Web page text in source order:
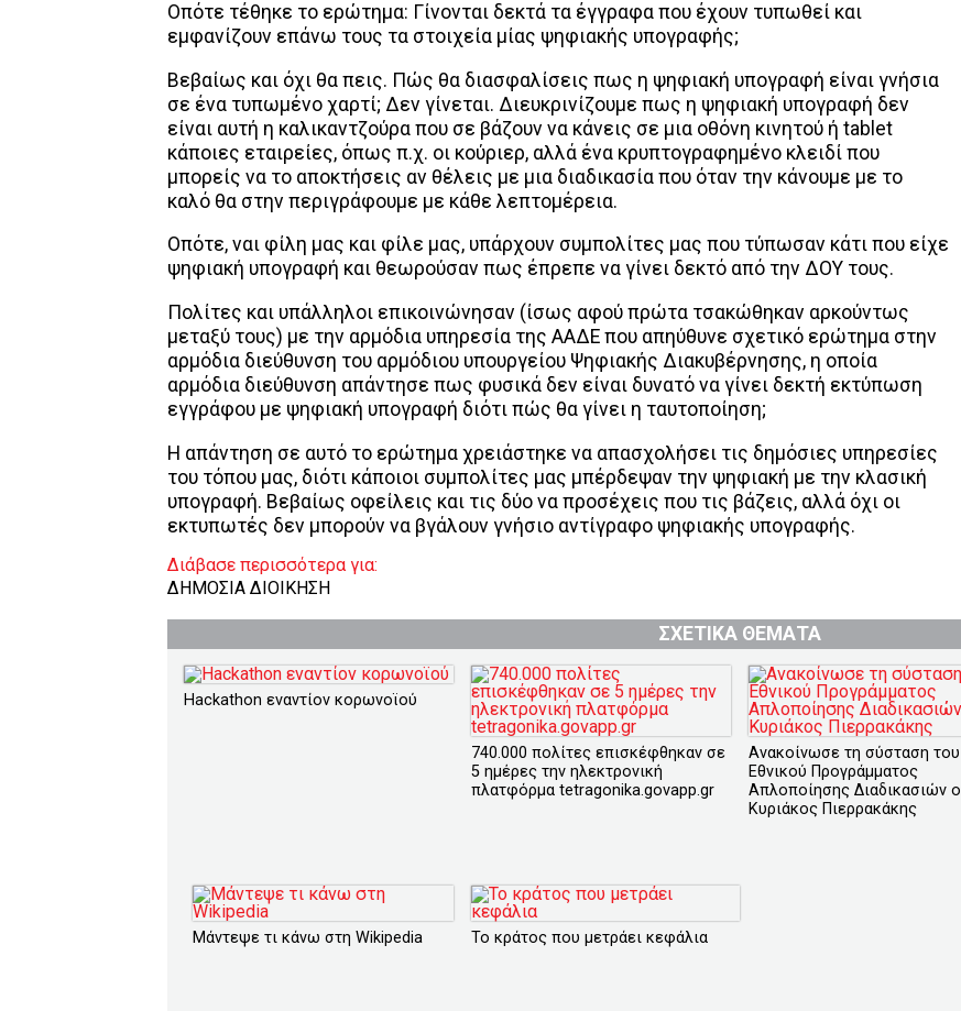
Οπότε τέθηκε το ερώτημα: Γίνονται δεκτά τα έγγραφα που έχουν τυπωθεί και
εμφανίζουν επάνω τους τα στοιχεία μίας ψηφιακής υπογραφής;
Βεβαίως και όχι θα πεις. Πώς θα διασφαλίσεις πως η ψηφιακή υπογραφή είναι γνήσια
σε ένα τυπωμένο χαρτί; Δεν γίνεται. Διευκρινίζουμε πως η ψηφιακή υπογραφή δεν
είναι αυτή η καλικαντζούρα που σε βάζουν να κάνεις σε μια οθόνη κινητού ή tablet
κάποιες εταιρείες, όπως π.χ. οι κούριερ, αλλά ένα κρυπτογραφημένο κλειδί που
μπορείς να το αποκτήσεις αν θέλεις με μια διαδικασία που όταν την κάνουμε με το
καλό θα στην περιγράφουμε με κάθε λεπτομέρεια.
Οπότε, ναι φίλη μας και φίλε μας, υπάρχουν συμπολίτες μας που τύπωσαν κάτι που είχε
ψηφιακή υπογραφή και θεωρούσαν πως έπρεπε να γίνει δεκτό από την ΔΟΥ τους.
Πολίτες και υπάλληλοι επικοινώνησαν (ίσως αφού πρώτα τσακώθηκαν αρκούντως
μεταξύ τους) με την αρμόδια υπηρεσία της ΑΑΔΕ που απηύθυνε σχετικό ερώτημα στην
αρμόδια διεύθυνση του αρμόδιου υπουργείου Ψηφιακής Διακυβέρνησης, η οποία
αρμόδια διεύθυνση απάντησε πως φυσικά δεν είναι δυνατό να γίνει δεκτή εκτύπωση
εγγράφου με ψηφιακή υπογραφή διότι πώς θα γίνει η ταυτοποίηση;
Η απάντηση σε αυτό το ερώτημα χρειάστηκε να απασχολήσει τις δημόσιες υπηρεσίες
του τόπου μας, διότι κάποιοι συμπολίτες μας μπέρδεψαν την ψηφιακή με την κλασική
υπογραφή. Βεβαίως οφείλεις και τις δύο να προσέχεις που τις βάζεις, αλλά όχι οι
εκτυπωτές δεν μπορούν να βγάλουν γνήσιο αντίγραφο ψηφιακής υπογραφής.
Διάβασε περισσότερα για:
ΔΗΜΟΣΙΑ ΔΙΟΙΚΗΣΗ
ΣΧΕΤΙΚΑ ΘΕΜΑΤΑ
Hackathon εναντίον κορωνοϊού
740.000 πολίτες επισκέφθηκαν σε
5 ημέρες την ηλεκτρονική
πλατφόρμα tetragonika.govapp.gr
Ανακοίνωσε τη σύσταση του
Εθνικού Προγράμματος
Απλοποίησης Διαδικασιών ο
Κυριάκος Πιερρακάκης
Μάντεψε τι κάνω στη Wikipedia Το κράτος που μετράει κεφάλια